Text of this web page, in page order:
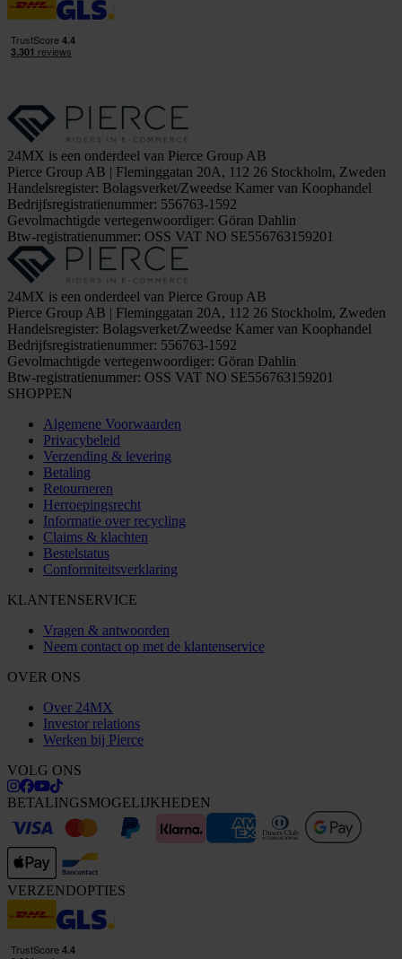
24MX is een onderdeel van Pierce Group AB
Pierce Group AB | Fleminggatan 20A, 112 26 Stockholm, Zweden
Handelsregister: Bolagsverket/Zweedse Kamer van Koophandel
Bedrijfsregistratienummer: 556763-1592
Gevolmachtigde vertegenwoordiger: Göran Dahlin
Btw-registratienummer: OSS VAT NO SE556763159201
24MX is een onderdeel van Pierce Group AB
Pierce Group AB | Fleminggatan 20A, 112 26 Stockholm, Zweden
Handelsregister: Bolagsverket/Zweedse Kamer van Koophandel
Bedrijfsregistratienummer: 556763-1592
Gevolmachtigde vertegenwoordiger: Göran Dahlin
Btw-registratienummer: OSS VAT NO SE556763159201
SHOPPEN
Algemene Voorwaarden
Privacybeleid
Verzending & levering
Betaling
Retourneren
Herroepingsrecht
Informatie over recycling
Claims & klachten
Bestelstatus
Conformiteitsverklaring
KLANTENSERVICE
Vragen & antwoorden
Neem contact op met de klantenservice
OVER ONS
Over 24MX
Investor relations
Werken bij Pierce
VOLG ONS
BETALINGSMOGELIJKHEDEN
VERZENDOPTIES